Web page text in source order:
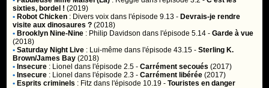
sixties, bordel ! (2019)
• Robot Chicken : Divers voix dans l'épisode 9.13 - Devrais-je rendre
visite aux dinosaures ? (2018)
• Brooklyn Nine-Nine : Philip Davidson dans l'épisode 5.14 -Garde à vue
(2018)
• Saturday Night Live : Lui-même dans l'épisode 43.15 -Sterling K.
Brown/James Bay (2018)
• Insecure : Lionel dans l'épisode 2.5 -Carrément secoués (2017)
• Insecure : Lionel dans l'épisode 2.3 -Carrément libérée (2017)
• Esprits criminels : Fitz dans l'épisode 10.19 -Touristes en danger